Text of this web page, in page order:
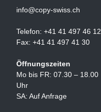
info@copy-swiss.ch
Telefon: +41 41 497 46 12
Fax: +41 41 497 41 30
Öffnungszeiten
Mo bis FR: 07.30 – 18.00
Uhr
SA: Auf Anfrage